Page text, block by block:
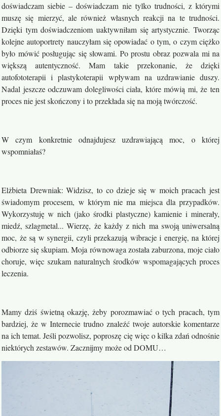
doświadczam siebie – doświadczam nie tylko trudności, z którymi
muszę się mierzyć, ale również własnych reakcji na te trudności.
Dzięki tym doświadczeniom uaktywniłam się artystycznie. Tworząc
kolejne autoportrety nauczyłam się opowiadać o tym, o czym ciężko
było mówić posługując się słowami. Po prostu obraz pozwala mi na
większą autentyczność. Mam takie przekonanie, że dzięki
autofototerapii i plastykoterapii wpływam na uzdrawianie duszy.
Nadal jeszcze odczuwam dolegliwości ciała, które mówią mi, że ten
proces nie jest skończony i to przekłada się na moją twórczość.
W czym konkretnie odnajdujesz uzdrawiającą moc, o której
wspomniałaś?
Elżbieta Drewniak: Widzisz, to co dzieje się w moich pracach jest
świadomym procesem, w którym nie ma miejsca dla przypadków.
Wykorzystuję w nich (jako środki plastyczne) kamienie i minerały,
miedź, szlagmetal... Wierzę, że każdy z nich ma swoją uniwersalną
moc, że są w synergii, czyli przekazują wibracje i energię, na której
odbiorze się skupiam. Moja równowaga została zaburzona, moje ciało
choruje, więc szukam naturalnych środków wspomagających proces
leczenia.
Mamy dziś świetną okazję, żeby porozmawiać o tych pracach, tym
bardziej, że w Internecie trudno znaleźć twoje autorskie komentarze
na ich temat. Jeśli pozwolisz, poproszę cię więc o kilka zdań odnośnie
niektórych zestawów. Zacznijmy może od DOMU…